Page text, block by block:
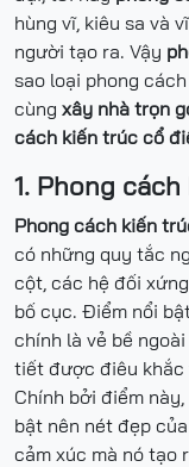
hùng vĩ, kiêu sa và
người tạo ra. Vậy
sao loại phong
cùng xây nhà trọn
cách kiến trúc cổ
1. Phong
Phong cách kiến
có những quy tắc
cột, các hệ đối
bố cục. Điểm nổi
chính là vẻ bề
tiết được điêu khắc
Chính bởi điểm
bật nên nét đẹp
cảm xúc mà nó tạo